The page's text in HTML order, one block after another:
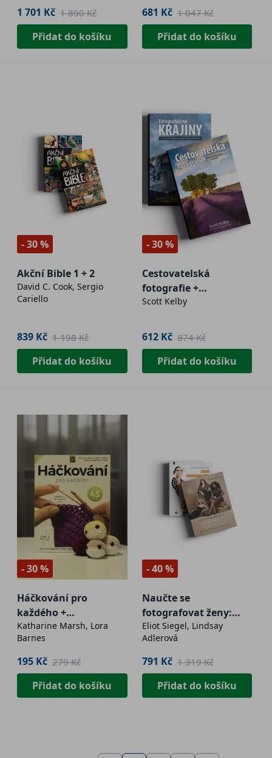
1 701 Kč 1 890 Kč
Přidat do košíku
poprvé
681 Kč 1 047 Kč
Přidat do košíku
- 30 %
Akční Bible 1 + 2
David C. Cook, Sergio
Cariello
839 Kč 1 198 Kč
Přidat do košíku
- 30 %
Cestovatelská
fotografie +
Fotografujeme krajiny
Scott Kelby
612 Kč 874 Kč
Přidat do košíku
- 30 %
Háčkování pro
každého +
protistresová
háčkovaná koule
Katharine Marsh, Lora
Barnes
195 Kč 279 Kč
Přidat do košíku
- 40 %
Naučte se
fotografovat ženy:
1000 dokonalých póz +
Průvodce
fotografováním
portrétů a postav
Eliot Siegel, Lindsay
Adlerová
791 Kč 1 319 Kč
Přidat do košíku